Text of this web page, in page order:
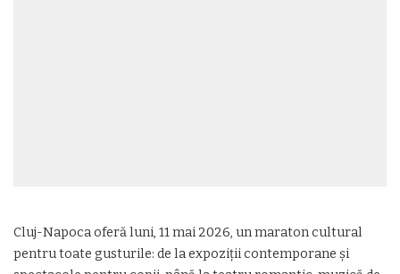
Cluj-Napoca oferă luni, 11 mai 2026, un maraton cultural
pentru toate gusturile: de la expoziții contemporane și